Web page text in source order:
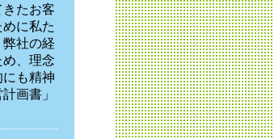
たお客
に私た
社の経
、理念
も精神
画書」